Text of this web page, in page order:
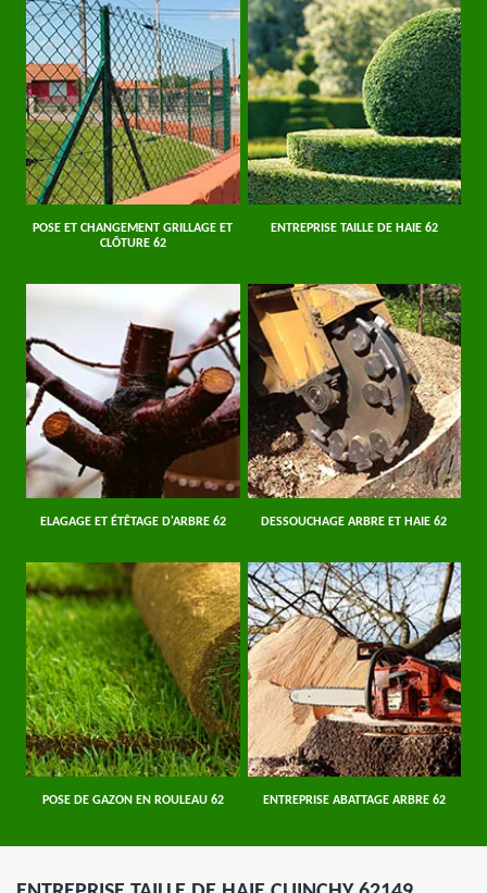
POSE ET CHANGEMENT GRILLAGE ET
CLÔTURE 62
ENTREPRISE TAILLE DE HAIE 62
ELAGAGE ET ÉTÊTAGE D'ARBRE 62 DESSOUCHAGE ARBRE ET HAIE 62
POSE DE GAZON EN ROULEAU 62 ENTREPRISE ABATTAGE ARBRE 62